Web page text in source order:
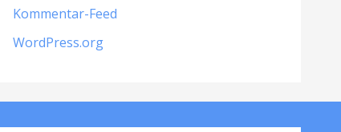
Kommentar-Feed
WordPress.org